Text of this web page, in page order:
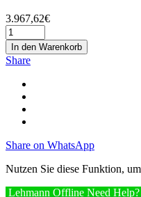
3.967,62€
In den Warenkorb
Share
Share on WhatsApp
Nutzen Sie diese Funktion,
Lehmann Offline Need